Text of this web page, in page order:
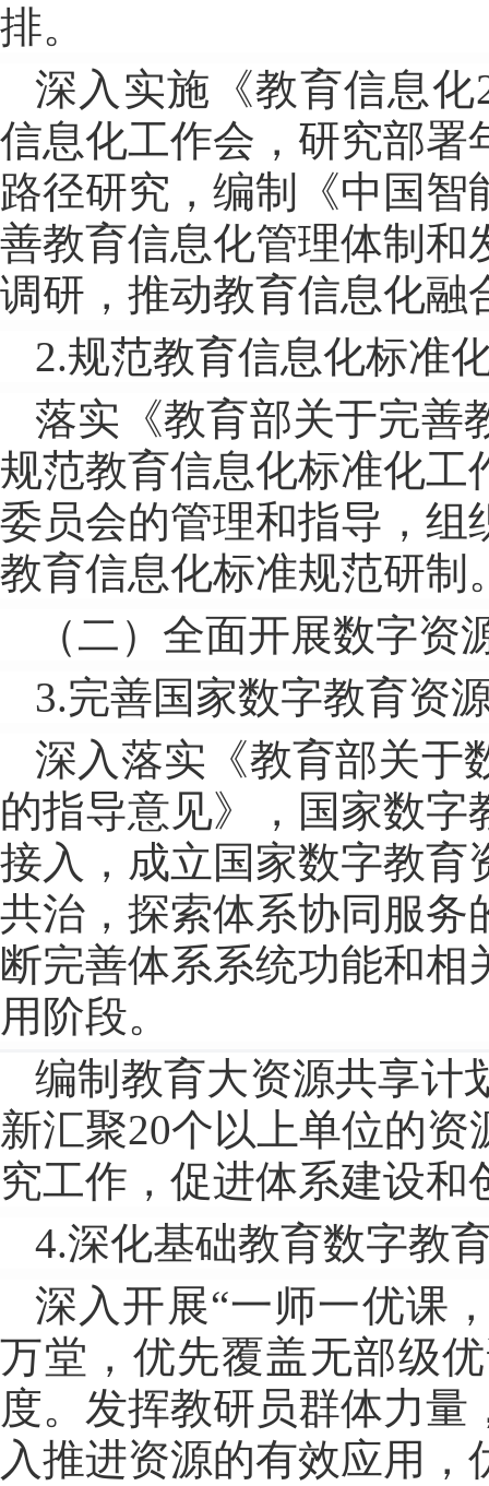
排。
深入实施《教育信息
信息化工作会，研究部署
路径研究，编制《中国
善教育信息化管理体制和
调研，推动教育信息化融
2.规范教育信息化标准
落实《教育部关于完善
规范教育信息化标准化
委员会的管理和指导，组
教育信息化标准规范研制
（二）全面开展数字资
3.完善国家数字教育资
深入落实《教育部关于
的指导意见》，国家数
接入，成立国家数字教育
共治，探索体系协同服务
断完善体系系统功能和
用阶段。
编制教育大资源共享计
新汇聚20个以上单位的
究工作，促进体系建设和
4.深化基础教育数字教
深入开展“一师一优课
万堂，优先覆盖无部级
度。发挥教研员群体力
入推进资源的有效应用